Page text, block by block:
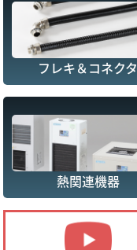
フレキ＆コネクタ
熱関連機器